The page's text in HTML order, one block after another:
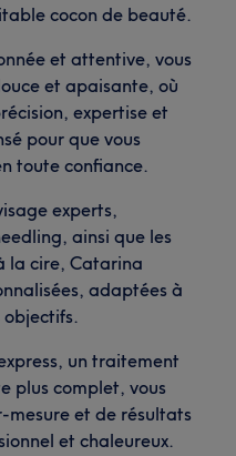
cocon de beauté.
et attentive, vous
et apaisante, où
expertise et
pour que vous
toute confiance.
experts,
ainsi que les
la cire, Catarina
adaptées à
objectifs.
un traitement
plus complet, vous
mesure et de résultats
et chaleureux.